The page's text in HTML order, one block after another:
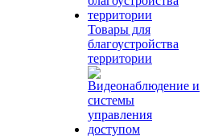
Товары для
благоустройства
территории